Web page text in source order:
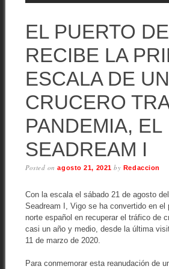
EL PUERTO
RECIBE LA
ESCALA DE UN
CRUCERO
PANDEMIA, EL
SEADREAM I
Posted onagosto 21, 2021 by Redaccion
Con la escala el sábado 21 de agosto
Seadream I, Vigo se ha convertido en el
norte español en recuperar el tráfico de
casi un año y medio, desde la última
11 de marzo de 2020.
Para conmemorar esta reanudación de